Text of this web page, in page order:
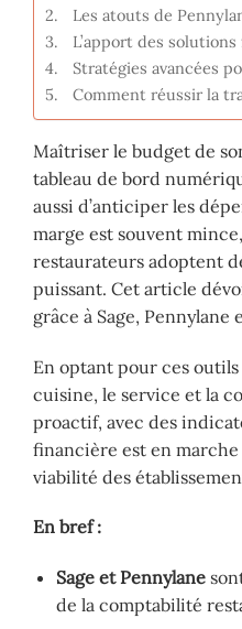
Les atouts de
L’apport des
Stratégies avancées
Comment réussir la
Maîtriser le budget de
tableau de bord
aussi d’anticiper les
marge est souvent
restaurateurs adoptent
puissant. Cet article
grâce à Sage, Pennylane
En optant pour ces
cuisine, le service et la
proactif, avec des
financière est en
viabilité des
En bref :
Sage et Pennylane
de la comptabilité